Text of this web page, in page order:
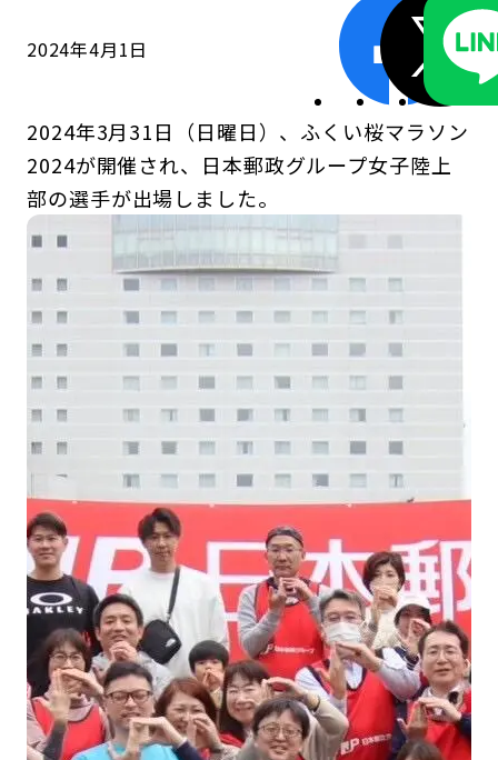
ガバナンス
ESGデータ集
2024年4月1日
2024年3月31日（日曜日）、ふくい桜マラソン
2024が開催され、日本郵政グループ女子陸上
部の選手が出場しました。